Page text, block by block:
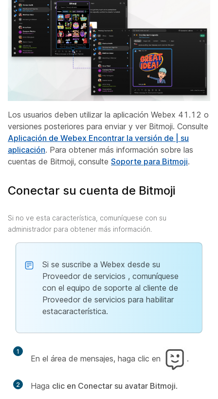
Los usuarios deben utilizar la aplicación Webex 41.12 o
versiones posteriores para enviar y ver Bitmoji. Consulte
Aplicación de Webex Encontrar la versión de | su
aplicación. Para obtener más información sobre las
cuentas de Bitmoji, consulte Soporte para Bitmoji.
Conectar su cuenta de Bitmoji
Si no ve esta característica, comuníquese con su
administrador para obtener más información.
Si se suscribe a Webex desde su
Proveedor de servicios , comuníquese
con el equipo de soporte al cliente de
Proveedor de servicios para habilitar
estacaracterística.
1
En el área de mensajes, haga clic en .
2 Haga clic en Conectar su avatar Bitmoji.